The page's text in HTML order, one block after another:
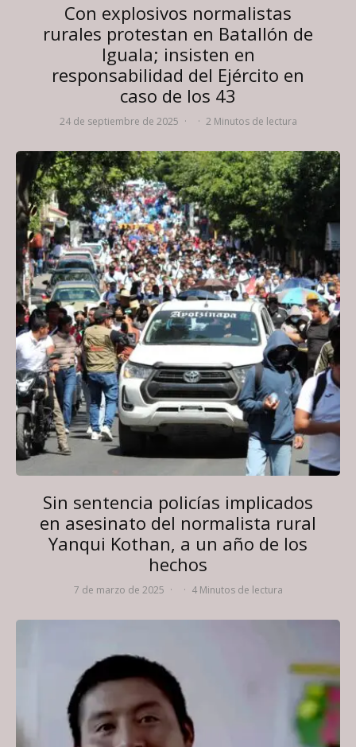
Con explosivos normalistas
rurales protestan en Batallón de
Iguala; insisten en
responsabilidad del Ejército en
caso de los 43
24 de septiembre de 2025 · · 2 Minutos de lectura
Sin sentencia policías implicados
en asesinato del normalista rural
Yanqui Kothan, a un año de los
hechos
7 de marzo de 2025 · · 4 Minutos de lectura